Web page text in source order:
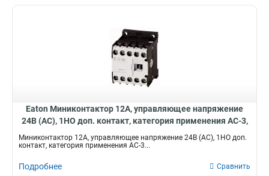
Eaton Миниконтактор 12А, управляющее напряжение
24В (AC), 1НO доп. контакт, категория применения AC-3,
АС4 DILEM12-01(24V50Hz)
Миниконтактор 12А, управляющее напряжение 24В (AC), 1НO доп.
контакт, категория применения AC-3...
Подробнее Сравнить